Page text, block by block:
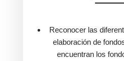
Reconocer las
elaboración de
encuentran los